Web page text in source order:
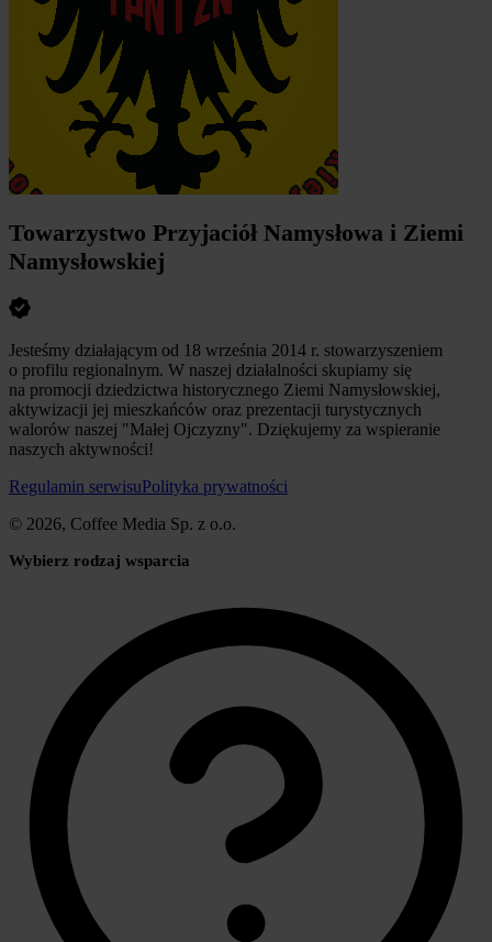
Towarzystwo Przyjaciół Namysłowa i Ziemi
Namysłowskiej
Jesteśmy działającym od 18 września 2014 r. stowarzyszeniem
o profilu regionalnym. W naszej działalności skupiamy się
na promocji dziedzictwa historycznego Ziemi Namysłowskiej,
aktywizacji jej mieszkańców oraz prezentacji turystycznych
walorów naszej "Małej Ojczyzny". Dziękujemy za wspieranie
naszych aktywności!
Regulamin serwisuPolityka prywatności
© 2026, Coffee Media Sp. z o.o.
Wybierz rodzaj wsparcia